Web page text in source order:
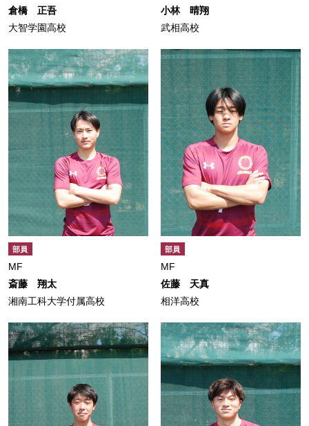
倉橋 正吾
大智学園高校
小林 晴翔
武相高校
部員
MF
斎藤 翔太
湘南工科大学付属高校
部員
MF
佐藤 天真
相洋高校